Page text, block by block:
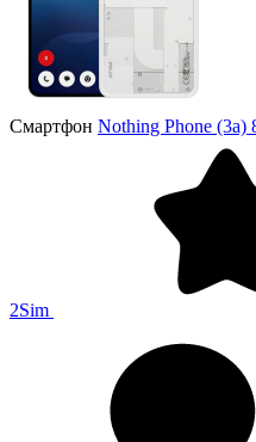
Смартфон Nothing Phone
2Sim